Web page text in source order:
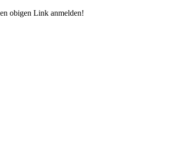
obigen Link anmelden!